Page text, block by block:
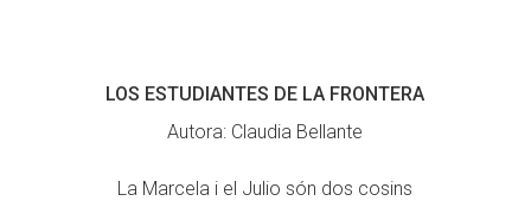
LOS ESTUDIANTES DE LA FRONTERA
Autora: Claudia Bellante
La Marcela i el Julio són dos cosins